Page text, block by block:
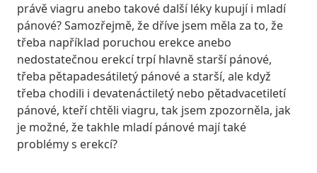
právě viagru anebo takové další léky kupují i mladí
pánové? Samozřejmě, že dříve jsem měla za to, že
třeba například poruchou erekce anebo
nedostatečnou erekcí trpí hlavně starší pánové,
třeba pětapadesátiletý pánové a starší, ale když
třeba chodili i devatenáctiletý nebo pětadvacetiletí
pánové, kteří chtěli viagru, tak jsem zpozorněla, jak
je možné, že takhle mladí pánové mají také
problémy s erekcí?